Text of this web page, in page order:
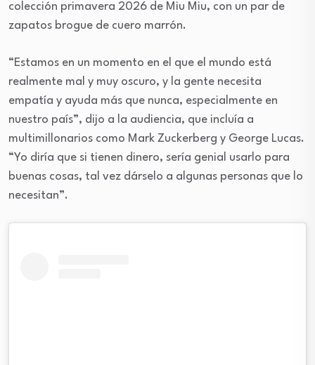
colección primavera 2026 de Miu Miu, con un par de
zapatos brogue de cuero marrón.
“Estamos en un momento en el que el mundo está
realmente mal y muy oscuro, y la gente necesita
empatía y ayuda más que nunca, especialmente en
nuestro país”, dijo a la audiencia, que incluía a
multimillonarios como Mark Zuckerberg y George Lucas.
“Yo diría que si tienen dinero, sería genial usarlo para
buenas cosas, tal vez dárselo a algunas personas que lo
necesitan”.